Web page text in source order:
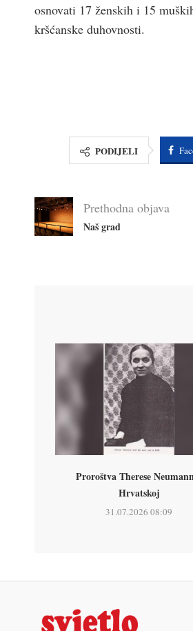
osnovati 17 ženskih i 15
kršćanske duhovnosti.
PODIJELI
Prethodna objava
Naš grad
Proroštva Therese
Hrvatskoj
31.07.2026 08:09